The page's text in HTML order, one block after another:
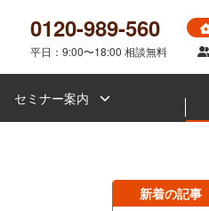
0120-989-560
平日：9:00〜18:00 相談無料
セミナー案内
新着の記事